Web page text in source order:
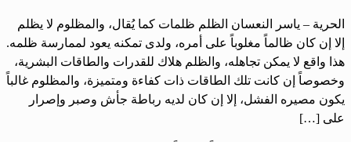
الحرية – ياسر النعسان الظلم ظلمات كما يُقال، والمظلوم لا يظلم
إلا إن كان ظالماً مغلوباً على أمره، ولدى تمكنه يعود لممارسة ظلمه.
هذا واقع لا يمكن تجاهله، والظلم هلاك للقدرات والطاقات البشرية،
وخصوصاً إن كانت تلك الطاقات ذات كفاءة ومتميزة، والمظلوم غالباً
يكون مصيره الفشل، إلا إن كان لديه رباطة جأش وصبر وإصرار
على […]